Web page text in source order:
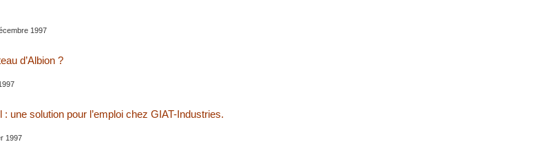
1997
d’Albion ?
une solution pour l’emploi chez GIAT-Industries.
1997